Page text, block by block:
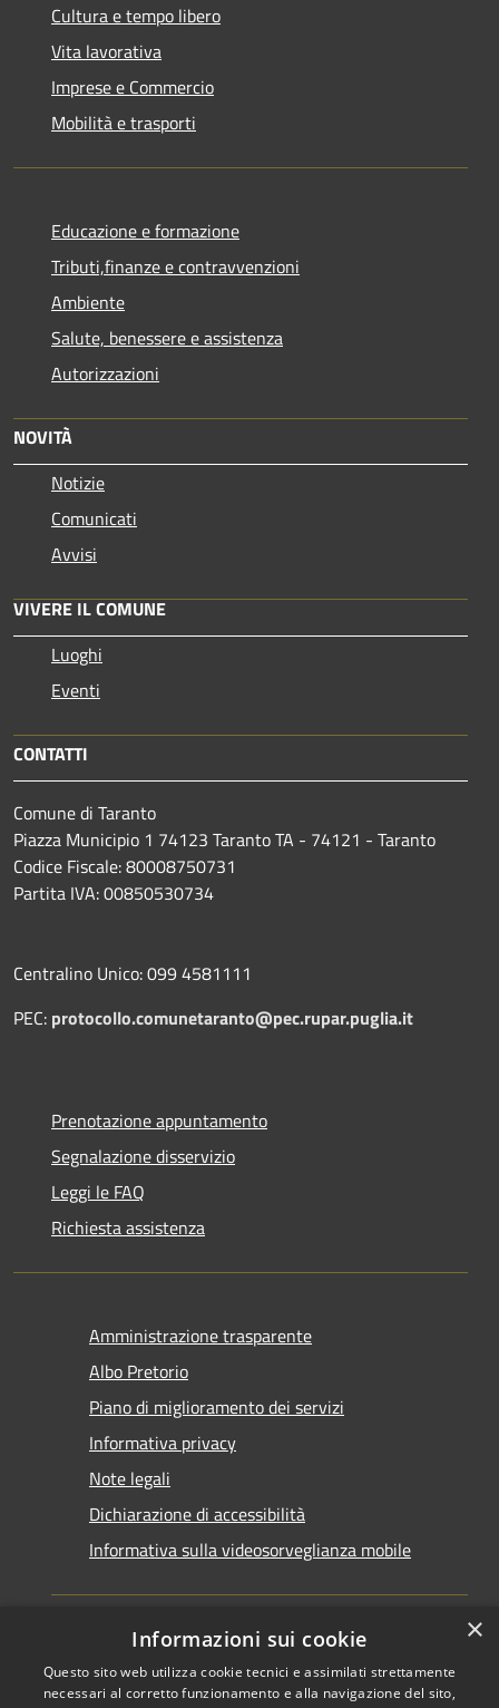
Cultura e tempo libero
Vita lavorativa
Imprese e Commercio
Mobilità e trasporti
Educazione e formazione
Tributi,finanze e contravvenzioni
Ambiente
Salute, benessere e assistenza
Autorizzazioni
NOVITÀ
Notizie
Comunicati
Avvisi
VIVERE IL COMUNE
Luoghi
Eventi
CONTATTI
Comune di Taranto
Piazza Municipio 1 74123 Taranto TA - 74121 - Taranto
Codice Fiscale: 80008750731
Partita IVA: 00850530734
Centralino Unico: 099 4581111
PEC: protocollo.comunetaranto@pec.rupar.puglia.it
Prenotazione appuntamento
Segnalazione disservizio
Leggi le FAQ
Richiesta assistenza
Amministrazione trasparente
Albo Pretorio
Piano di miglioramento dei servizi
Informativa privacy
Note legali
Dichiarazione di accessibilità
Informativa sulla videosorveglianza mobile
RSS
Copyright © 2026 • Comune di
×
Informazioni sui cookie
Questo sito web utilizza cookie tecnici e assimilati strettamente
necessari al corretto funzionamento e alla navigazione del sito,